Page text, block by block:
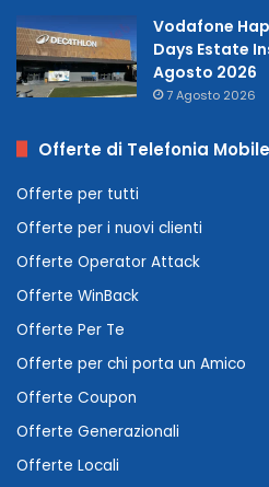
Vodafone
Days Estate
Agosto 2026
7 Agosto 2026
Offerte di Telefonia Mobile
Offerte per tutti
Offerte per i nuovi clienti
Offerte Operator Attack
Offerte WinBack
Offerte Per Te
Offerte per chi porta un Amico
Offerte Coupon
Offerte Generazionali
Offerte Locali